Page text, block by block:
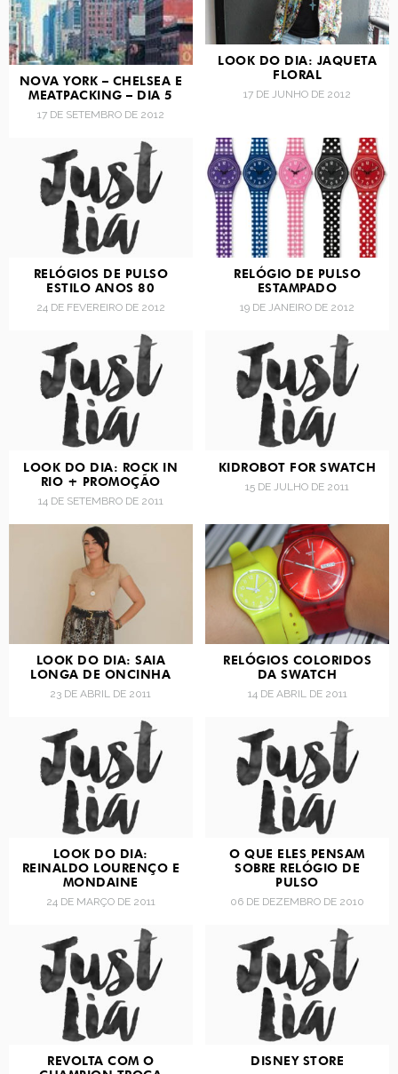
NOVA YORK – CHELSEA E
MEATPACKING – DIA 5
17 DE SETEMBRO DE 2012
LOOK DO DIA: JAQUETA
FLORAL
17 DE JUNHO DE 2012
RELÓGIOS DE PULSO
ESTILO ANOS 80
24 DE FEVEREIRO DE 2012
RELÓGIO DE PULSO
ESTAMPADO
19 DE JANEIRO DE 2012
LOOK DO DIA: ROCK IN
RIO + PROMOÇÃO
14 DE SETEMBRO DE 2011
KIDROBOT FOR SWATCH
15 DE JULHO DE 2011
LOOK DO DIA: SAIA
LONGA DE ONCINHA
23 DE ABRIL DE 2011
RELÓGIOS COLORIDOS
DA SWATCH
14 DE ABRIL DE 2011
LOOK DO DIA:
REINALDO LOURENÇO E
MONDAINE
24 DE MARÇO DE 2011
O QUE ELES PENSAM
SOBRE RELÓGIO DE
PULSO
06 DE DEZEMBRO DE 2010
REVOLTA COM O
DISNEY STORE